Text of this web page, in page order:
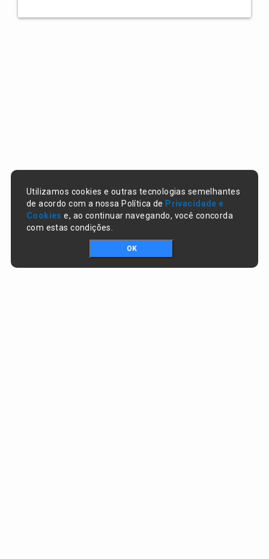
Utilizamos cookies e outras tecnologias semelhantes
de acordo com a nossa Política de Privacidade e
Cookies e, ao continuar navegando, você concorda
com estas condições.
OK